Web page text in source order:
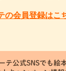
の会員登録はこ
テ公式SNSでも絵